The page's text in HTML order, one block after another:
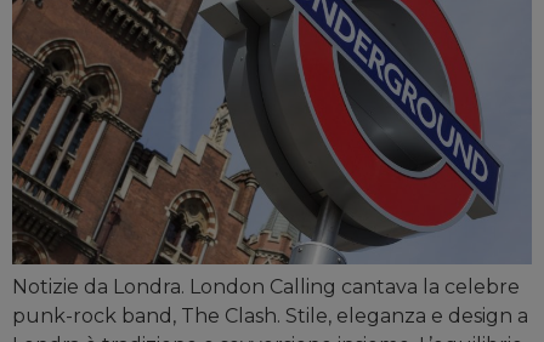
Notizie da Londra. London Calling cantava la celebre
punk-rock band, The Clash. Stile, eleganza e design a